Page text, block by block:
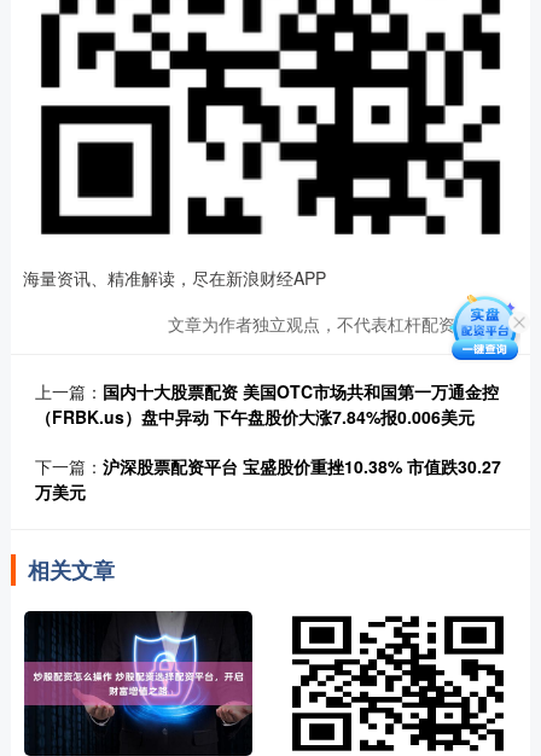
海量资讯、精准解读，尽在新浪财经APP
文章为作者独立观点，不代表杠杆配资网观点
上一篇： 国内十大股票配资 美国OTC市场共和国第一万通金控
（FRBK.us）盘中异动 下午盘股价大涨7.84%报0.006美元
下一篇： 沪深股票配资平台 宝盛股价重挫10.38% 市值跌30.27
万美元
相关文章